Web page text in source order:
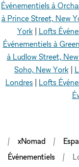
Événementiels à
à Prince Street, New
York| Lofts
Événementiels à
à Ludlow Street,
Soho, New York|
Londres
Lofts
xNomad
Événementiels